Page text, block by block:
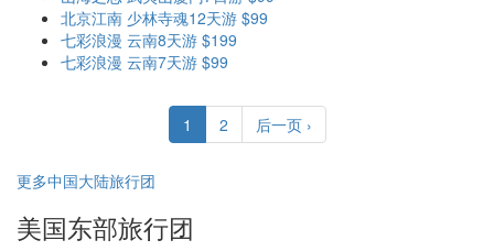
北京江南 少林寺魂12天游 $99
七彩浪漫 云南8天游 $199
七彩浪漫 云南7天游 $99
1 2 后一页 ›
更多中国大陆旅行团
美国东部旅行团